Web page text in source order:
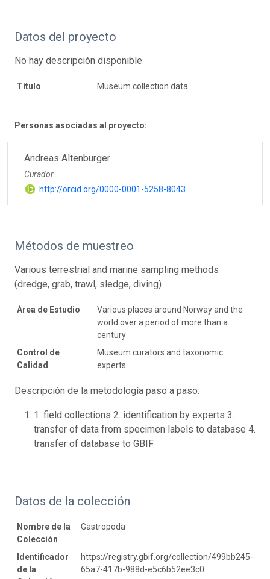
Datos del proyecto
No hay descripción disponible
Título Museum collection data
Personas asociadas al proyecto:
Andreas Altenburger
Curador
http://orcid.org/0000-0001-5258-8043
Métodos de muestreo
Various terrestrial and marine sampling methods
(dredge, grab, trawl, sledge, diving)
Área de Estudio
Various places around Norway and the
world over a period of more than a
century
Control de
Calidad
Museum curators and taxonomic
experts
Descripción de la metodología paso a paso:
1. field collections 2. identification by experts 3.
transfer of data from specimen labels to database 4.
transfer of database to GBIF
Datos de la colección
Nombre de la
Colección
Gastropoda
Identificador
de la
https://registry.gbif.org/collection/499bb245-
65a7-417b-988d-e5c6b52ee3c0